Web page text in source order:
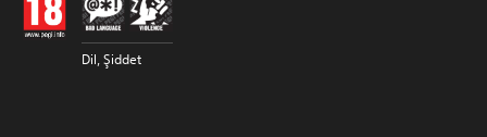
Dil, Şiddet